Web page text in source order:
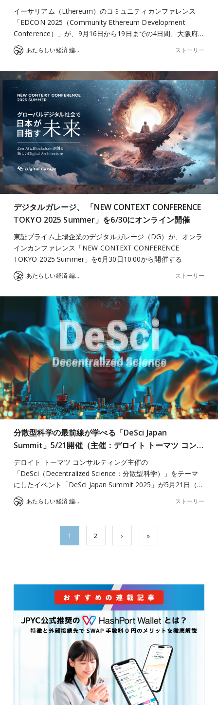
イーサリアム（Ethereum）のコミュニティカンファレンス
「EDCON 2025（Community Ethereum Development
Conference）」が、9月16日から19日までの4日間、大阪府…
あたらしい経済 編集部 ストーリー
デジタルガレージ、 「NEW CONTEXT CONFERENCE
TOKYO 2025 Summer」を6/30にオンライン開催
東証プライム上場企業のデジタルガレージ（DG）が、オンラ
インカンファレンス「NEW CONTEXT CONFERENCE
TOKYO 2025 Summer」を6月30日10:00から開催する
あたらしい経済 編集部 ストーリー
分散型科学の最前線が学べる「DeSci Japan
Summit」5/21開催（主催：デロイト トーマツ コン…
デロイト トーマツ コンサルティング主催の
「DeSci（Decentralized Science：分散型科学）」をテーマ
にしたイベント「DeSci Japan Summit 2025」が5月21日（…
あたらしい経済 編集部 ストーリー
1 2 › »